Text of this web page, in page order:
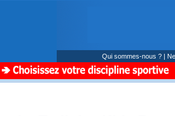
Qui sommes-nous ? |